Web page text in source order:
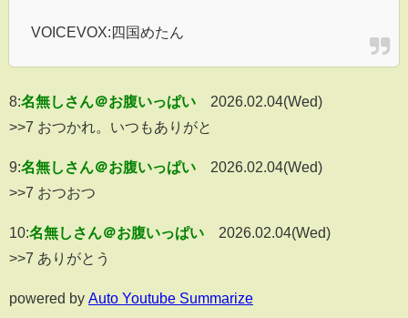
VOICEVOX:四国めたん
8:名無しさん＠お腹いっぱい
2026.02.04(Wed)
>>7 おつかれ。いつもありがと
9:名無しさん＠お腹いっぱい
2026.02.04(Wed)
>>7 おつおつ
10:名無しさん＠お腹いっぱい
2026.02.04(Wed)
>>7 ありがとう
powered by Auto Youtube Summarize